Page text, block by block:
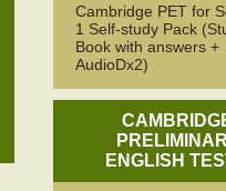
Cambridge PET for
1 Self-study Pack
Book with answers +
AudioDx2)
ENGLISH